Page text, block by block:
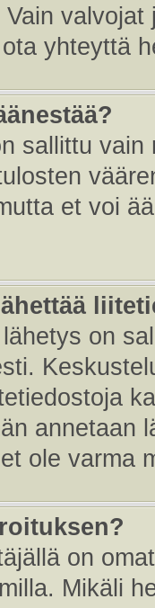
yhteyttä
sallittu
et voi
on
annetaan
ole varma
on
Mikäli